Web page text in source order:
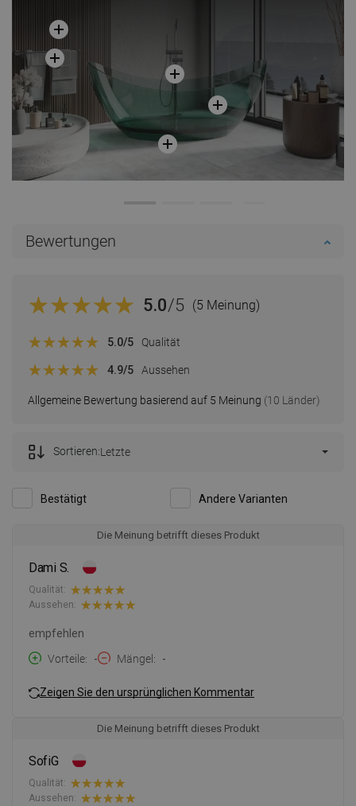
Bewertungen
5.0/5 (5 Meinung)
Allgemeine Bewertung basierend auf 5 Meinung (10 Länder)
5.0/5 Qualität
4.9/5 Aussehen
Bestätigt Andere Varianten
Sortieren:Letzte
Die Meinung betrifft dieses Produkt
Dami S.
Qualität:
Aussehen:
empfehlen
Vorteile
- Mängel -
Zeigen Sie den ursprünglichen Kommentar
Die Meinung betrifft dieses Produkt
SofiG
Qualität:
Aussehen: